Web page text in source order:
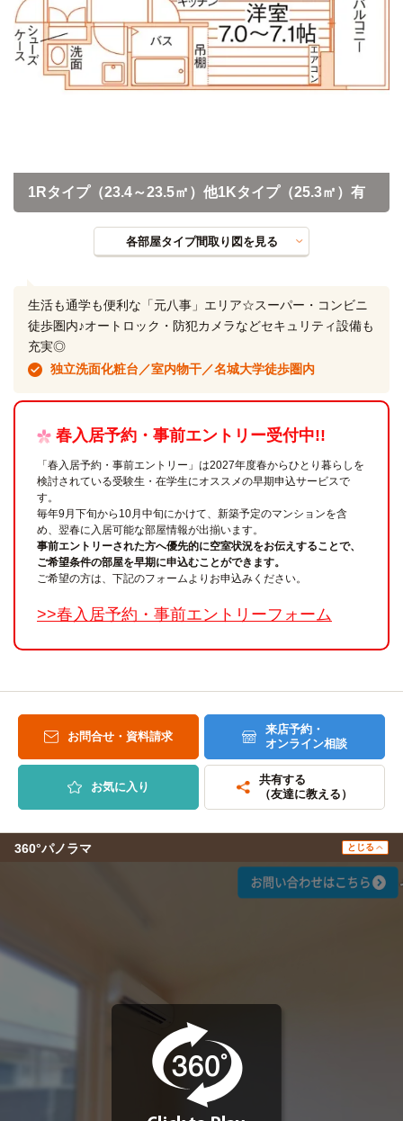
1Rタイプ（23.4～23.5㎡）他1Kタイプ（25.3㎡）有
各部屋タイプ間取り図を見る
生活も通学も便利な「元八事」エリア☆スーパー・コンビニ
徒歩圏内♪オートロック・防犯カメラなどセキュリティ設備も
充実◎
独立洗面化粧台／室内物干／名城大学徒歩圏内
春入居予約・事前エントリー受付中!!
「春入居予約・事前エントリー」は2027年度春からひとり暮らしを
検討されている受験生・在学生にオススメの早期申込サービスで
す。
毎年9月下旬から10月中旬にかけて、新築予定のマンションを含
め、翌春に入居可能な部屋情報が出揃います。
事前エントリーされた方へ優先的に空室状況をお伝えすることで、
ご希望条件の部屋を早期に申込むことができます。
ご希望の方は、下記のフォームよりお申込みください。
>>春入居予約・事前エントリーフォーム
お問合せ・資料請求
来店予約・
オンライン相談
お気に入り
共有する
（友達に教える）
360°パノラマ とじる